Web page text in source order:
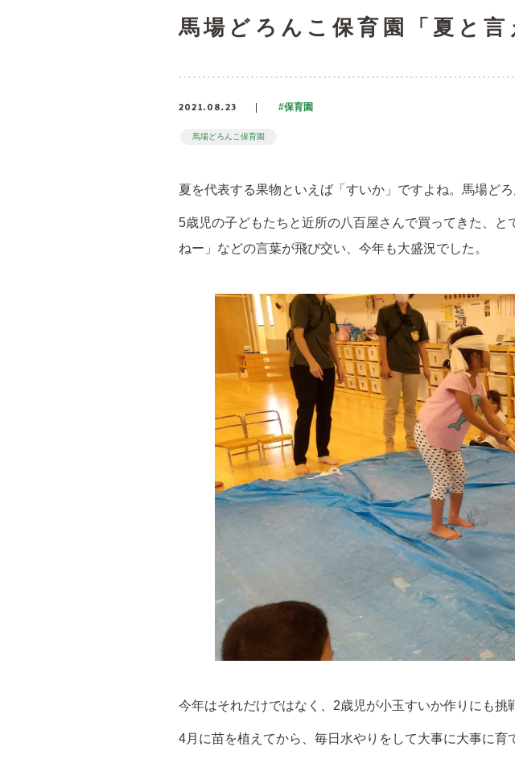
馬場どろんこ保育園「夏と
2021.08.23 #保育園
馬場どろんこ保育園
夏を代表する果物といえば「すいか」ですよね。馬場ど
5歳児の子どもたちと近所の八百屋さんで買ってきた、
ねー」などの言葉が飛び交い、今年も大盛況でした。
今年はそれだけではなく、2歳児が小玉すいか作りにも挑
4月に苗を植えてから、毎日水やりをして大事に大事に育